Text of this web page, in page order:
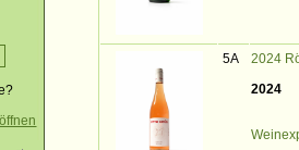
5A
2024
2024